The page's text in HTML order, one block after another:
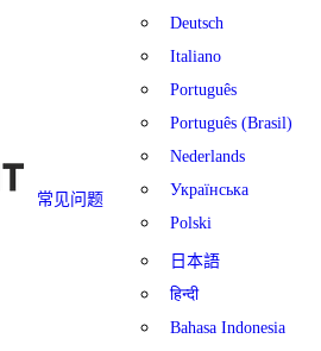
常见问题
Deutsch
Italiano
Português
Português (Brasil)
Nederlands
Українська
Polski
日本語
हिन्दी
Bahasa Indonesia